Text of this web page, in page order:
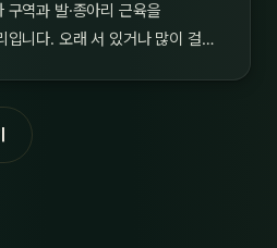
역과 발·종아리 근육을
입니다. 오래 서 있거나 많이 걸…